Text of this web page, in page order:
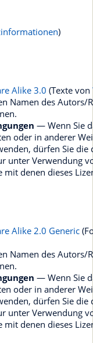
)
Alike 3.0 (Texte von
Namen des Autors/
— Wenn Sie
oder in anderer
dürfen Sie
unter Verwendung
denen dieses
Alike 2.0 Generic
Namen des Autors/
— Wenn Sie
oder in anderer
dürfen Sie
unter Verwendung
denen dieses